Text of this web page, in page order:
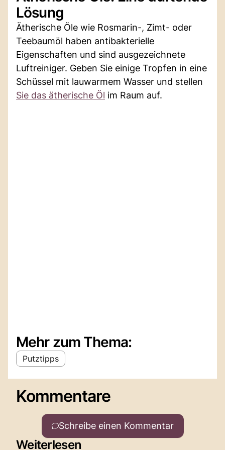
Lösung
Ätherische Öle wie Rosmarin-, Zimt- oder
Teebaumöl haben antibakterielle
Eigenschaften und sind ausgezeichnete
Luftreiniger. Geben Sie einige Tropfen in eine
Schüssel mit lauwarmem Wasser und stellen
Sie das ätherische Öl im Raum auf.
Mehr zum Thema:
Putztipps
Kommentare
Schreibe einen Kommentar
Weiterlesen